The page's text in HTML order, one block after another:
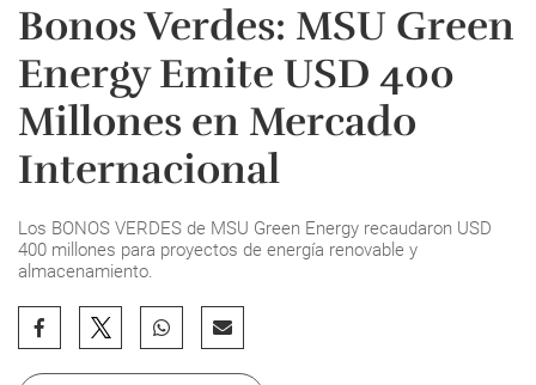
Bonos Verdes: MSU Green
Energy Emite USD 400
Millones en Mercado
Internacional
Los BONOS VERDES de MSU Green Energy recaudaron USD
400 millones para proyectos de energía renovable y
almacenamiento.